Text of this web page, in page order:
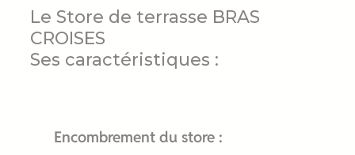
Le Store de terrasse BRAS
CROISES
Ses caractéristiques :
Encombrement du store :